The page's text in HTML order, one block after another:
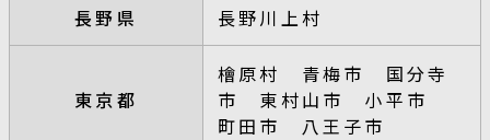
長野県 長野川上村
東京都
檜原村 青梅市 国分寺
市 東村山市 小平市
町田市 八王子市